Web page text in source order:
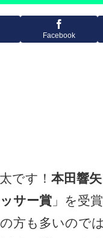
Facebook
です！ 本田響矢
サー賞 」を受
方も多いので